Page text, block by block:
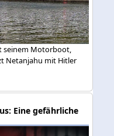
seinem Motorboot,
Netanjahu mit Hitler
Eine gefährliche